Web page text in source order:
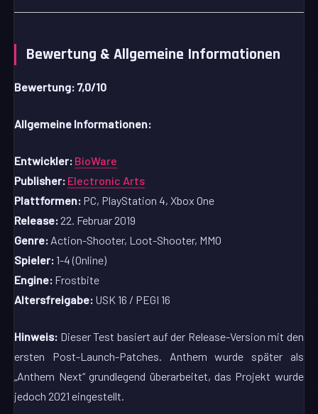
Bewertung & Allgemeine Informationen
Bewertung: 7,0/10
Allgemeine Informationen:
Entwickler: BioWare
Publisher: Electronic Arts
Plattformen: PC, PlayStation 4, Xbox One
Release: 22. Februar 2019
Genre: Action-Shooter, Loot-Shooter, MMO
Spieler:1-4 (Online)
Engine: Frostbite
Altersfreigabe: USK 16 / PEGI 16
Hinweis: Dieser Test basiert auf der Release-Version mit den
ersten Post-Launch-Patches. Anthem wurde später als
„Anthem Next“ grundlegend überarbeitet, das Projekt wurde
jedoch 2021 eingestellt.